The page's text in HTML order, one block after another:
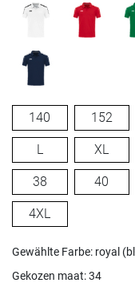
140 152
L XL
38 40
4XL
Gewählte Farbe: royal
Gekozen maat:34